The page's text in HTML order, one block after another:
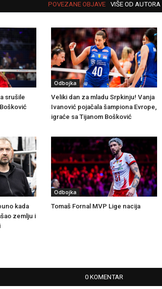
POVEZANE OBJAVE VIŠE OD AUTORA
srušile
Odbojka
Veliki dan za mladu Srpkinju! Vanja
Ivanović pojačala šampiona Evrope,
igraće sa Tijanom Bošković
kada
zemlju i
Odbojka
Tomaš Fornal MVP Lige nacija
0 KOMENTAR